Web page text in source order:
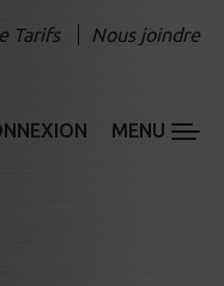
Tarifs Nous joindre
MENU